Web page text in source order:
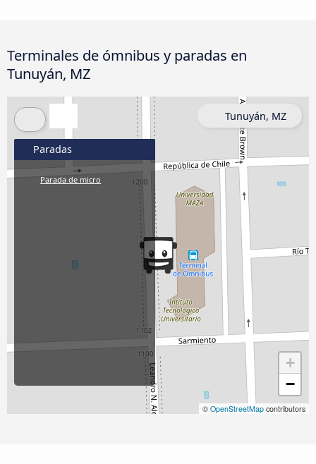
Terminales de ómnibus y paradas en
Tunuyán, MZ
+
−
© OpenStreetMap contributors
Paradas
Parada de micro
Tunuyán, MZ